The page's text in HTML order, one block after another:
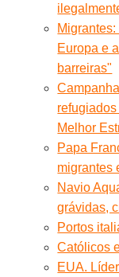
Europa e
barreiras"
Melhor
Papa
migrantes
Navio
grávidas,
Portos
Católicos
EUA.